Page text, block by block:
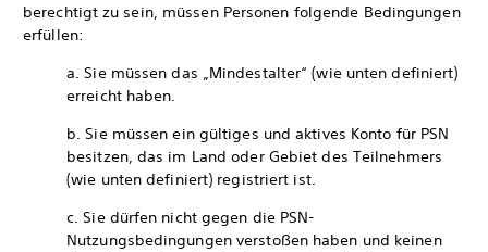
berechtigt zu sein, müssen Personen folgende Bedingungen
erfüllen:
a. Sie müssen das „Mindestalter“ (wie unten definiert)
erreicht haben.
b. Sie müssen ein gültiges und aktives Konto für PSN
besitzen, das im Land oder Gebiet des Teilnehmers
(wie unten definiert) registriert ist.
c. Sie dürfen nicht gegen die PSN-
Nutzungsbedingungen verstoßen haben und keinen